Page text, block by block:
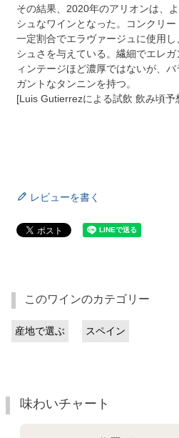
その結果、2020年のアリオンは、
シュなワインとなった。コンクリ
一定割合でエラヴァージュに使用
シュさを与えている。繊細でエレ
ィンテージほど濃厚ではないが、
ガントなタンニンを持つ。
[Luis Gutierrezによる試飲 飲み頃
レビューを書く
このワインのカテゴリー
産地で選ぶ スペイン
味わいチャート